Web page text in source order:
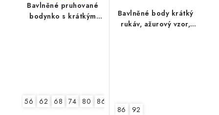
Bavlněné pruhované
bodynko s krátkým
56 62 68 74 80 86
Bavlněné body krátký
rukáv, ažurový vzor,
86 92